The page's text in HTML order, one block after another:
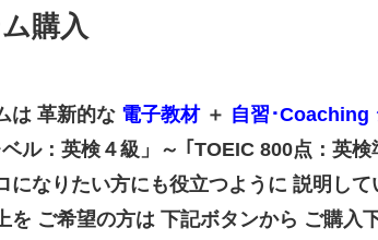
購入
は 革新的な 電子教材 ＋ 自習･Coaching
ル：英検４級」～ ｢TOEIC 800点：英検
になりたい方にも役立つように 説明して
を ご希望の方は 下記ボタンから ご購入